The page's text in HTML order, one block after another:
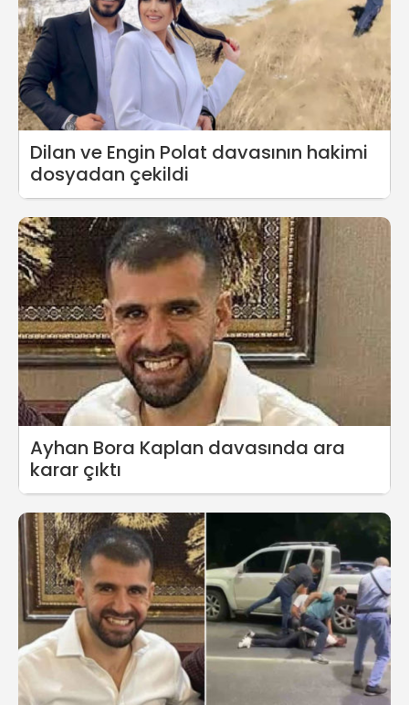
Dilan ve Engin Polat davasının hakimi
dosyadan çekildi
Ayhan Bora Kaplan davasında ara
karar çıktı